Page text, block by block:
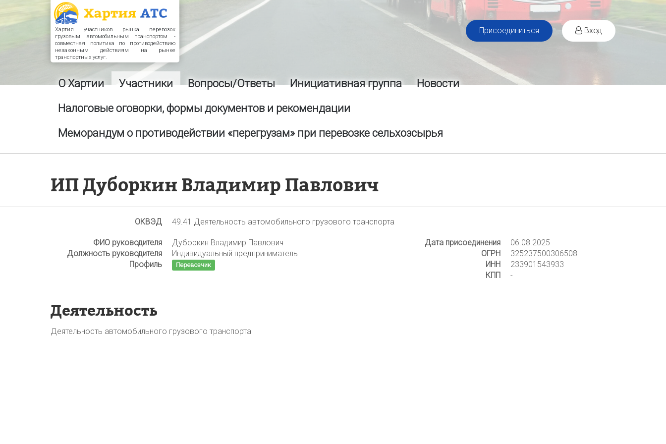
Хартия участников рынка перевозок
грузовым автомобильным транспортом -
совместная политика по противодействию
незаконным действиям на рынке
транспортных услуг.
Присоединиться Вход
О Хартии Участники Вопросы/Ответы Инициативная группа
Новости
Налоговые оговорки, формы документов и рекомендации
Меморандум о противодействии «перегрузам» при перевозке сельхозсырья
ИП Дуборкин Владимир Павлович
ОКВЭД 49.41 Деятельность автомобильного грузового транспорта
ФИО руководителя
Дуборкин Владимир Павлович
Должность руководителя
Индивидуальный предприниматель
Профиль
Перевозчик
Дата присоединения
06.08.2025
ОГРН
325237500306508
ИНН
233901543933
КПП
-
Деятельность
Деятельность автомобильного грузового транспорта